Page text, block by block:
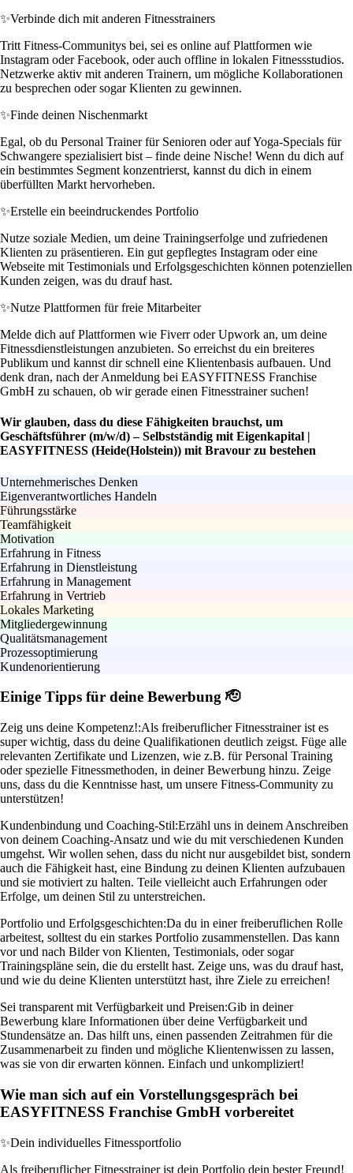
✨Verbinde dich mit anderen Fitnesstrainers
Tritt Fitness-Communitys bei, sei es online auf Plattformen wie
Instagram oder Facebook, oder auch offline in lokalen Fitnessstudios.
Netzwerke aktiv mit anderen Trainern, um mögliche Kollaborationen
zu besprechen oder sogar Klienten zu gewinnen.
✨Finde deinen Nischenmarkt
Egal, ob du Personal Trainer für Senioren oder auf Yoga-Specials für
Schwangere spezialisiert bist – finde deine Nische! Wenn du dich auf
ein bestimmtes Segment konzentrierst, kannst du dich in einem
überfüllten Markt hervorheben.
✨Erstelle ein beeindruckendes Portfolio
Nutze soziale Medien, um deine Trainingserfolge und zufriedenen
Klienten zu präsentieren. Ein gut gepflegtes Instagram oder eine
Webseite mit Testimonials und Erfolgsgeschichten können potenziellen
Kunden zeigen, was du drauf hast.
✨Nutze Plattformen für freie Mitarbeiter
Melde dich auf Plattformen wie Fiverr oder Upwork an, um deine
Fitnessdienstleistungen anzubieten. So erreichst du ein breiteres
Publikum und kannst dir schnell eine Klientenbasis aufbauen. Und
denk dran, nach der Anmeldung bei EASYFITNESS Franchise
GmbH zu schauen, ob wir gerade einen Fitnesstrainer suchen!
Wir glauben, dass du diese Fähigkeiten brauchst, um
Geschäftsführer (m/w/d) – Selbstständig mit Eigenkapital |
EASYFITNESS (Heide(Holstein)) mit Bravour zu bestehen
Unternehmerisches Denken
Eigenverantwortliches Handeln
Führungsstärke
Teamfähigkeit
Motivation
Erfahrung in Fitness
Erfahrung in Dienstleistung
Erfahrung in Management
Erfahrung in Vertrieb
Lokales Marketing
Mitgliedergewinnung
Qualitätsmanagement
Prozessoptimierung
Kundenorientierung
Einige Tipps für deine Bewerbung 🫡
Zeig uns deine Kompetenz!:Als freiberuflicher Fitnesstrainer ist es
super wichtig, dass du deine Qualifikationen deutlich zeigst. Füge alle
relevanten Zertifikate und Lizenzen, wie z.B. für Personal Training
oder spezielle Fitnessmethoden, in deiner Bewerbung hinzu. Zeige
uns, dass du die Kenntnisse hast, um unsere Fitness-Community zu
unterstützen!
Kundenbindung und Coaching-Stil:Erzähl uns in deinem Anschreiben
von deinem Coaching-Ansatz und wie du mit verschiedenen Kunden
umgehst. Wir wollen sehen, dass du nicht nur ausgebildet bist, sondern
auch die Fähigkeit hast, eine Bindung zu deinen Klienten aufzubauen
und sie motiviert zu halten. Teile vielleicht auch Erfahrungen oder
Erfolge, um deinen Stil zu unterstreichen.
Portfolio und Erfolgsgeschichten:Da du in einer freiberuflichen Rolle
arbeitest, solltest du ein starkes Portfolio zusammenstellen. Das kann
vor und nach Bilder von Klienten, Testimonials, oder sogar
Trainingspläne sein, die du erstellt hast. Zeige uns, was du drauf hast,
und wie du deine Klienten unterstützt hast, ihre Ziele zu erreichen!
Sei transparent mit Verfügbarkeit und Preisen:Gib in deiner
Bewerbung klare Informationen über deine Verfügbarkeit und
Stundensätze an. Das hilft uns, einen passenden Zeitrahmen für die
Zusammenarbeit zu finden und mögliche Klientenwissen zu lassen,
was sie von dir erwarten können. Einfach und unkompliziert!
Wie man sich auf ein Vorstellungsgespräch bei
EASYFITNESS Franchise GmbH vorbereitet
✨Dein individuelles Fitnessportfolio
Als freiberuflicher Fitnesstrainer ist dein Portfolio dein bester Freund!